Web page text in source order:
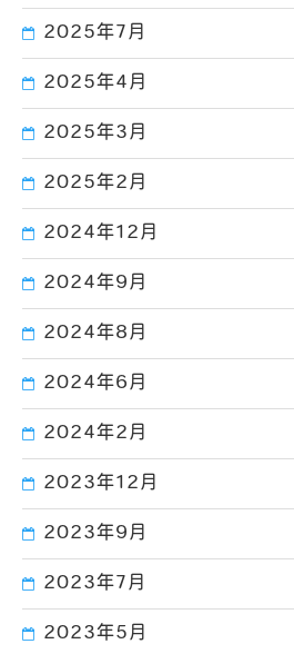
2025年7月
2025年4月
2025年3月
2025年2月
2024年12月
2024年9月
2024年8月
2024年6月
2024年2月
2023年12月
2023年9月
2023年7月
2023年5月